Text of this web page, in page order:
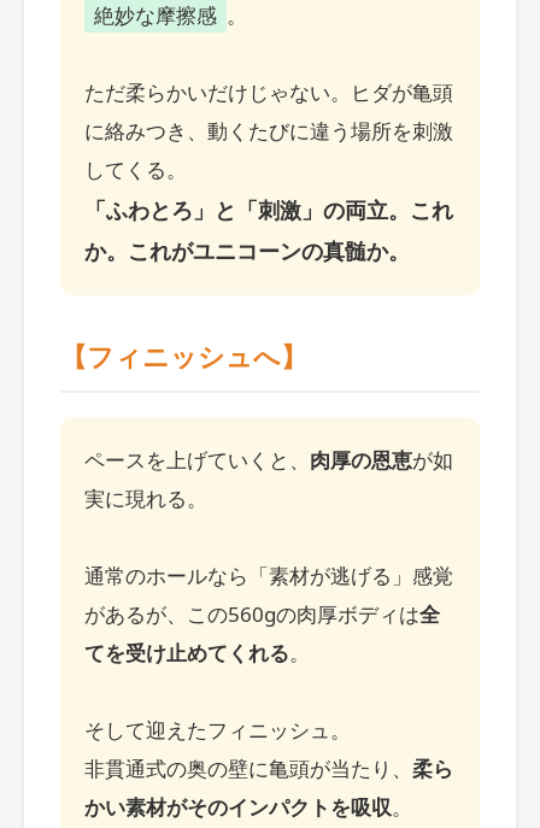
絶妙な摩擦感 。
ただ柔らかいだけじゃない。ヒダが亀頭
に絡みつき、動くたびに違う場所を刺激
してくる。
「ふわとろ」と「刺激」の両立。これ
か。これがユニコーンの真髄か。
【フィニッシュへ】
ペースを上げていくと、 肉厚の恩恵が如
実に現れる。
通常のホールなら「素材が逃げる」感覚
があるが、この560gの肉厚ボディは全
てを受け止めてくれる。
そして迎えたフィニッシュ。
非貫通式の奥の壁に亀頭が当たり、 柔ら
かい素材がそのインパクトを吸収。